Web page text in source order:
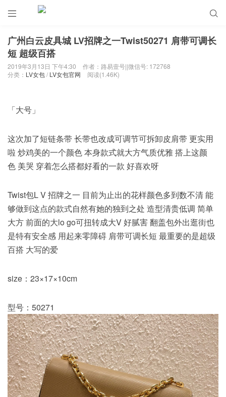
 
广州白云皮具城 LV招牌之一Twist50271 肩带可调长
短 超级百搭
2019年3月13日 下午4:30
作者：路易壹号||微信号: 172768
分类： LV女包/ LV女包官网 阅读(1.46K)
「大号」
这次加了短链条带 长带也改成可调节可拆卸皮肩带 更实用
啦 炒鸡美的一个颜色 本身款式就大方气质优雅 搭上这颜
色 美哭 穿着怎么搭都好看的一款 好喜欢呀
Twist包L V 招牌之一 目前为止出的花样颜色多到数不清 能
够做到这点的款式自然有她的独到之处 造型清贵低调 简单
大方 前面的大lo go可扭转成大V 好腻害 翻盖包外出逛街也
是特有安全感 用起来零障碍 肩带可调长短 最重要的是超级
百搭 大写的爱
size：23×17×10cm
型号：50271